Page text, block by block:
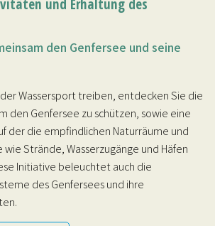
den Genfersee und seine
Wassersport treiben, entdecken Sie die
den Genfersee zu schützen, sowie eine
der die empfindlichen Naturräume und
Strände, Wasserzugänge und Häfen
Initiative beleuchtet auch die
des Genfersees und ihre